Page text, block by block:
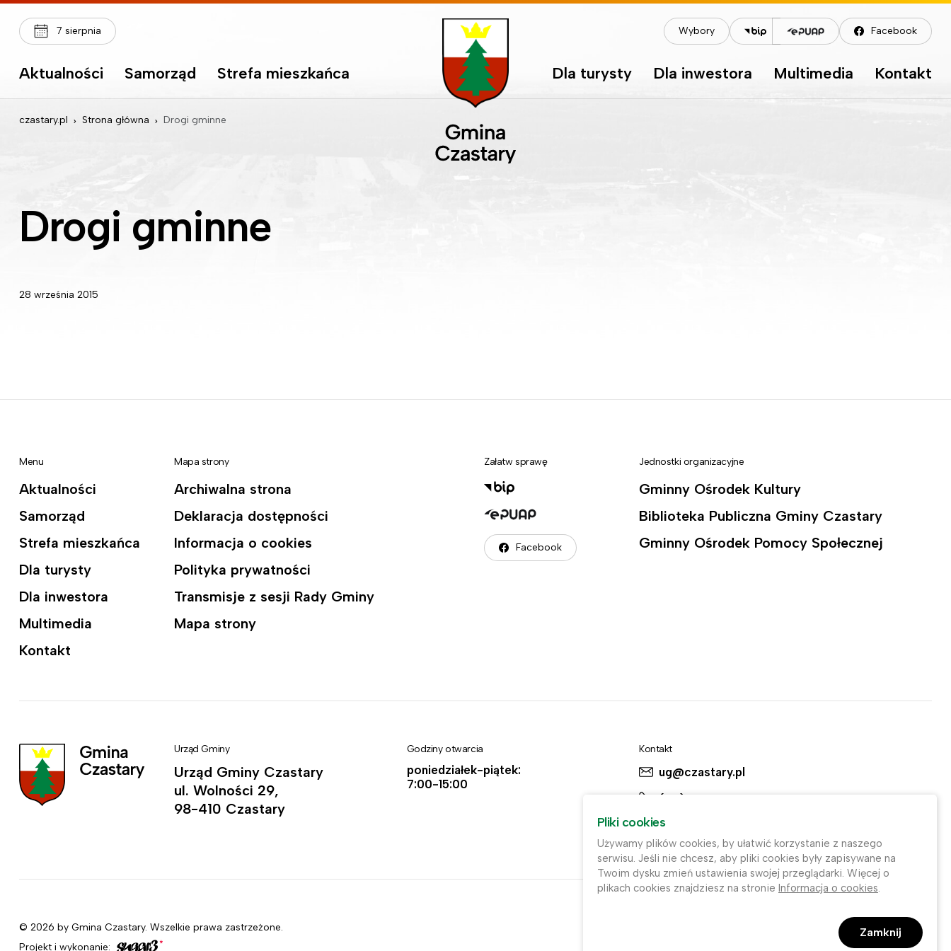
7 sierpnia Wybory Facebook
Aktualności Samorząd Strefa mieszkańca Dla turysty Dla inwestora Multimedia Kontakt
czastary.pl Strona główna Drogi gminne
Drogi gminne
28 września 2015
Menu
Aktualności
Samorząd
Strefa mieszkańca
Dla turysty
Dla inwestora
Multimedia
Kontakt
Mapa strony
Archiwalna strona
Deklaracja dostępności
Informacja o cookies
Polityka prywatności
Transmisje z sesji Rady Gminy
Mapa strony
Załatw sprawę
Facebook
Jednostki organizacyjne
Gminny Ośrodek Kultury
Biblioteka Publiczna Gminy Czastary
Gminny Ośrodek Pomocy Społecznej
Urząd Gminy
Urząd Gminy Czastary
ul. Wolności 29,
98-410 Czastary
Godziny otwarcia
poniedziałek-piątek:
7:00-15:00
Kontakt
ug@czastary.pl
(62) 784-31-11
(62) 784-31-91
© 2026 by Gmina Czastary. Wszelkie prawa zastrzeżone.
Projekt i wykonanie:
Pliki cookies
Używamy plików cookies, by ułatwić korzystanie z naszego
serwisu. Jeśli nie chcesz, aby pliki cookies były zapisywane na
Twoim dysku zmień ustawienia swojej przeglądarki. Więcej o
plikach cookies znajdziesz na stronie Informacja o cookies.
Zamknij